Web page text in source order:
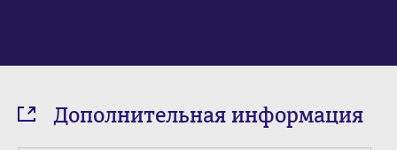
Дополнительная информация